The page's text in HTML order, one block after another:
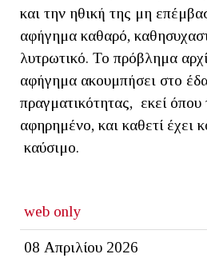
και την ηθική της μη
αφήγημα καθαρό,
λυτρωτικό. Το πρόβλημα
αφήγημα ακουμπήσει στο
πραγματικότητας, εκεί όπου
αφηρημένο, και καθετί έχει
καύσιμο.
web only
08 Απριλίου 2026